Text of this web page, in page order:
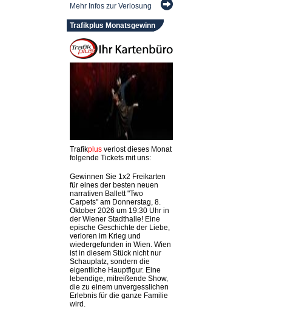
Mehr Infos zur Verlosung
Trafikplus Monatsgewinn
Trafikplusverlost dieses Monat
folgende Tickets mit uns:
Gewinnen Sie 1x2 Freikarten
für eines der besten neuen
narrativen Ballett "Two
Carpets" am Donnerstag, 8.
Oktober 2026 um 19:30 Uhr in
der Wiener Stadthalle! Eine
epische Geschichte der Liebe,
verloren im Krieg und
wiedergefunden in Wien. Wien
ist in diesem Stück nicht nur
Schauplatz, sondern die
eigentliche Hauptfigur. Eine
lebendige, mitreißende Show,
die zu einem unvergesslichen
Erlebnis für die ganze Familie
wird.